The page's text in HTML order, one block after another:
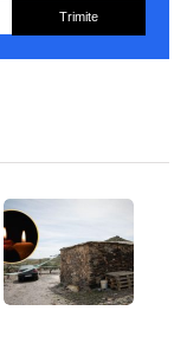
Trimite